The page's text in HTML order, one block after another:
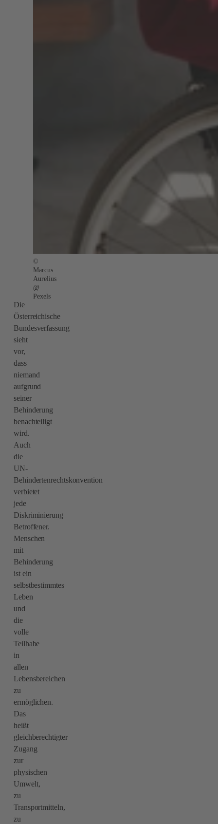
©
Marcus
Aurelius
@
Pexels
Die
Österreichische
Bundesverfassung
sieht
vor,
dass
niemand
aufgrund
seiner
Behinderung
benachteiligt
wird.
Auch
die
UN-
Behindertenrechtskonvention
verbietet
jede
Diskriminierung
Betroffener.
Menschen
mit
Behinderung
ist ein
selbstbestimmtes
Leben
und
die
volle
Teilhabe
in
allen
Lebensbereichen
zu
ermöglichen.
Das
heißt
gleichberechtigter
Zugang
zur
physischen
Umwelt,
zu
Transportmitteln,
zu